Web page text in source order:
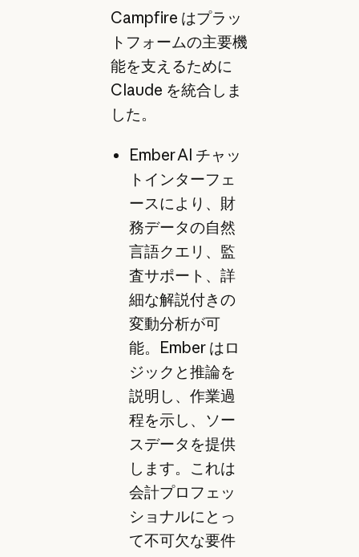
Campfire はプラッ
トフォームの主要機
能を支えるために
Claude を統合しま
した。
Ember AI チャッ
トインターフェ
ースにより、財
務データの自然
言語クエリ、監
査サポート、詳
細な解説付きの
変動分析が可
能。Ember はロ
ジックと推論を
説明し、作業過
程を示し、ソー
スデータを提供
します。これは
会計プロフェッ
ショナルにとっ
て不可欠な要件